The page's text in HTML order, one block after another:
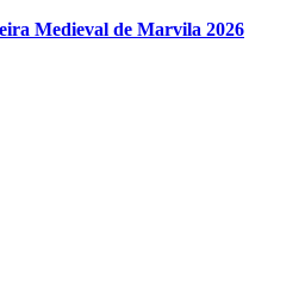
Medieval de Marvila 2026